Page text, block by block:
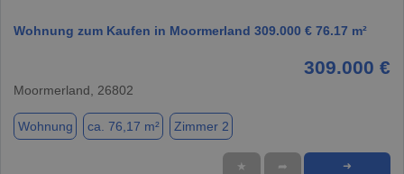
Wohnung zum Kaufen in Moormerland 309.000 € 76.17 m²
309.000 €
Moormerland, 26802
Wohnung ca. 76,17 m² Zimmer 2
★ ➦ ➜